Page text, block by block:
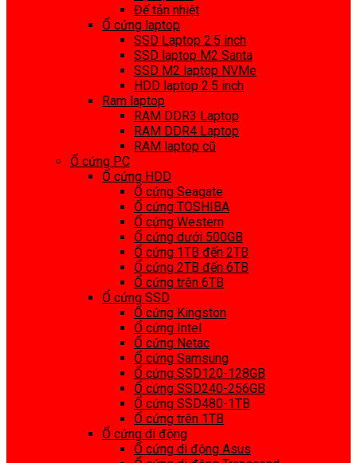
Đế tản nhiệt
Ổ cứng laptop
SSD Laptop 2.5 inch
SSD laptop M2 Santa
SSD M2 laptop NVMe
HDD laptop 2.5 inch
Ram laptop
RAM DDR3 Laptop
RAM DDR4 Laptop
RAM laptop cũ
Ổ cứng PC
Ổ cứng HDD
Ổ cứng Seagate
Ổ cứng TOSHIBA
Ổ cứng Western
Ổ cứng dưới 500GB
Ổ cứng 1TB đến 2TB
Ổ cứng 2TB đến 6TB
Ổ cứng trên 6TB
Ổ cứng SSD
Ổ cứng Kingston
Ổ cứng Intel
Ổ cứng Netac
Ổ cứng Samsung
Ổ cứng SSD120-128GB
Ổ cứng SSD240-256GB
Ổ cứng SSD480-1TB
Ổ cứng trên 1TB
Ổ cứng di động
Ổ cứng di động Asus